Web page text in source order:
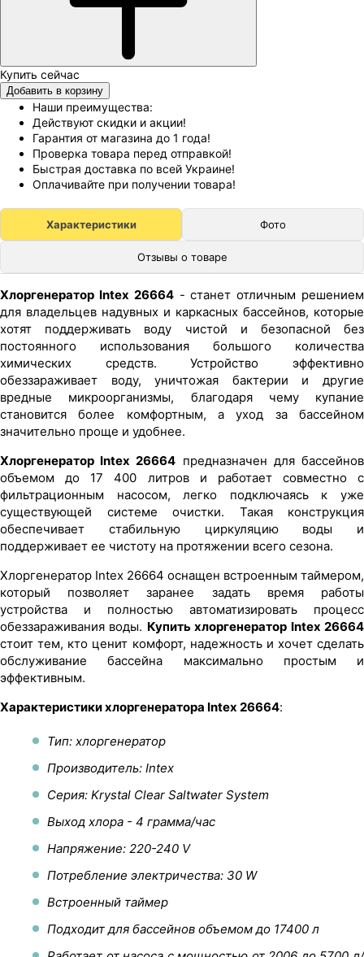
Добавить в корзину
Наши преимущества:
Действуют скидки и акции!
Гарантия от магазина до 1 года!
Проверка товара перед отправкой!
Быстрая доставка по всей Украине!
Оплачивайте при получении товара!
Характеристики Фото
Отзывы о товаре
Хлоргенератор Intex 26664- станет отличным решением
для владельцев надувных и каркасных бассейнов, которые
хотят поддерживать воду чистой и безопасной без
постоянного использования большого количества
химических средств. Устройство эффективно
обеззараживает воду, уничтожая бактерии и другие
вредные микроорганизмы, благодаря чему купание
становится более комфортным, а уход за бассейном
значительно проще и удобнее.
Хлоргенератор Intex 26664 предназначен для бассейнов
объемом до 17 400 литров и работает совместно с
фильтрационным насосом, легко подключаясь к уже
существующей системе очистки. Такая конструкция
обеспечивает стабильную циркуляцию воды и
поддерживает ее чистоту на протяжении всего сезона.
Хлоргенератор Intex 26664 оснащен встроенным таймером,
который позволяет заранее задать время работы
устройства и полностью автоматизировать процесс
обеззараживания воды. Купить хлоргенератор Intex 26664
стоит тем, кто ценит комфорт, надежность и хочет сделать
обслуживание бассейна максимально простым и
эффективным.
Характеристики хлоргенератора Intex 26664:
Тип: хлоргенератор
Производитель: Intex
Серия: Krystal Clear Saltwater System
Выход хлора - 4 грамма/час
Напряжение: 220-240 V
Потребление электричества: 30 W
Встроенный таймер
Подходит для бассейнов объемом до 17400 л